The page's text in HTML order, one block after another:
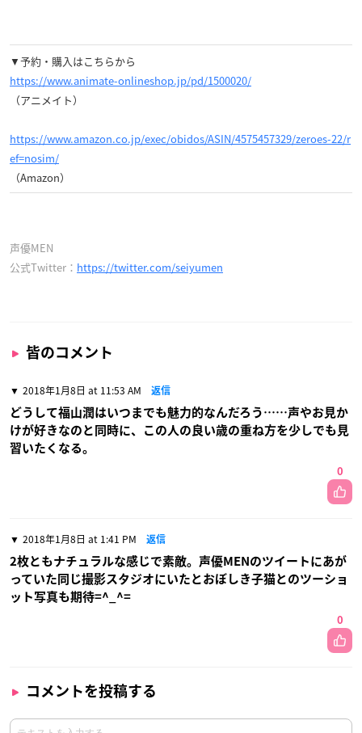
▼予約・購入はこちらから
https://www.animate-onlineshop.jp/pd/1500020/
（アニメイト）
https://www.amazon.co.jp/exec/obidos/ASIN/4575457329/zeroes-22/r
ef=nosim/
（Amazon）
声優MEN
公式Twitter： https://twitter.com/seiyumen
皆のコメント
2018年1月8日 at 11:53 AM 返信
どうして福山潤はいつまでも魅力的なんだろう……声やお見か
けが好きなのと同時に、この人の良い歳の重ね方を少しでも見
習いたくなる。
0
2018年1月8日 at 1:41 PM 返信
2枚ともナチュラルな感じで素敵。声優MENのツイートにあが
っていた同じ撮影スタジオにいたとおぼしき子猫とのツーショ
ット写真も期待=^_^=
0
コメントを投稿する